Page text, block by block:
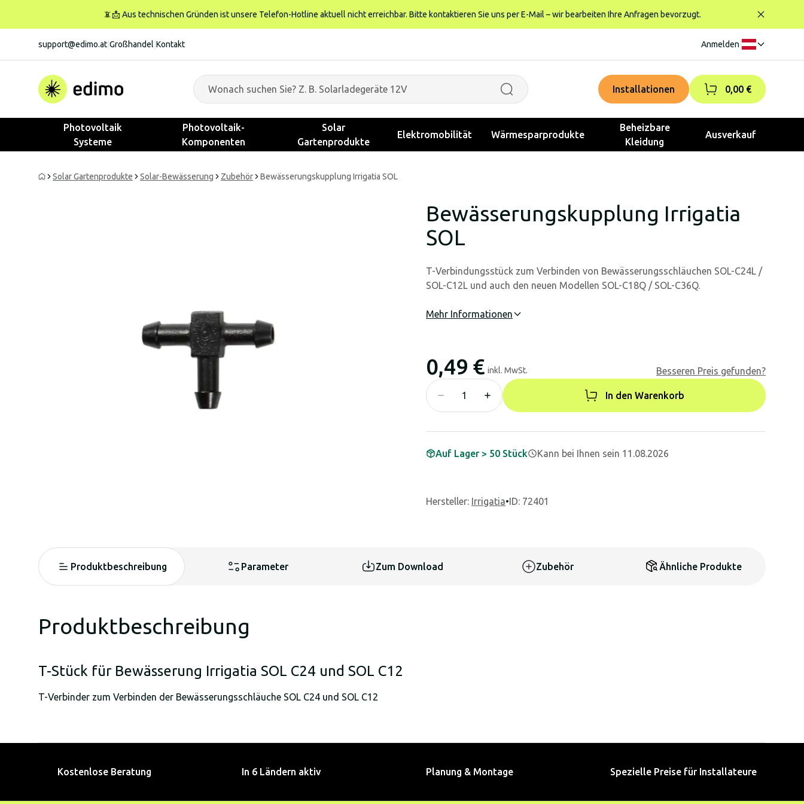
📵📩 Aus technischen Gründen ist unsere Telefon-Hotline aktuell nicht erreichbar. Bitte kontaktieren Sie uns per E-Mail – wir bearbeiten Ihre Anfragen bevorzugt.
support@edimo.at Großhandel Kontakt Anmelden
Installationen 0,00 €
Photovoltaik
Systeme
Photovoltaik-
Komponenten
Solar
Gartenprodukte
Elektromobilität Wärmesparprodukte
Beheizbare
Kleidung
Ausverkauf
Solar Gartenprodukte Solar-Bewässerung Zubehör Bewässerungskupplung Irrigatia SOL
Bewässerungskupplung Irrigatia
SOL
T-Verbindungsstück zum Verbinden von Bewässerungsschläuchen SOL-C24L /
SOL-C12L und auch den neuen Modellen SOL-C18Q / SOL-C36Q.
Mehr Informationen
0,49 € inkl. MwSt. Besseren Preis gefunden?
In den Warenkorb
Auf Lager > 50 Stück Kann bei Ihnen sein 11.08.2026
Hersteller: Irrigatia•ID: 72401
Produktbeschreibung Parameter Zum Download Zubehör Ähnliche Produkte
Produktbeschreibung
T-Stück für Bewässerung Irrigatia SOL C24 und SOL C12
T-Verbinder zum Verbinden der Bewässerungsschläuche SOL C24 und SOL C12
Kostenlose Beratung In 6 Ländern aktiv Planung & Montage Spezielle Preise für Installateure